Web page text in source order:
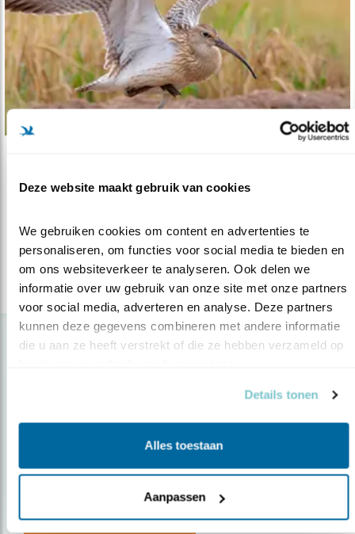
Deze website maakt gebruik van cookies
We gebruiken cookies om content en advertenties te
personaliseren, om functies voor social media te bieden en
om ons websiteverkeer te analyseren. Ook delen we
informatie over uw gebruik van onze site met onze partners
voor social media, adverteren en analyse. Deze partners
kunnen deze gegevens combineren met andere informatie
die u aan ze heeft verstrekt of die ze hebben verzameld op
Details tonen
Alles toestaan
Aanpassen
2019: Jaar van de Wulp
soort van het jaar.
lees meer
Op de hoogte blijven?
Meld je aan en ontvang nieuws, inspiratie, acties en tips